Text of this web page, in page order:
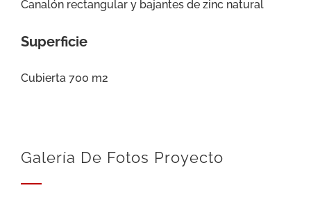
Canalón rectangular y bajantes de zinc natural
Superficie
Cubierta 700 m2
Galería De Fotos Proyecto